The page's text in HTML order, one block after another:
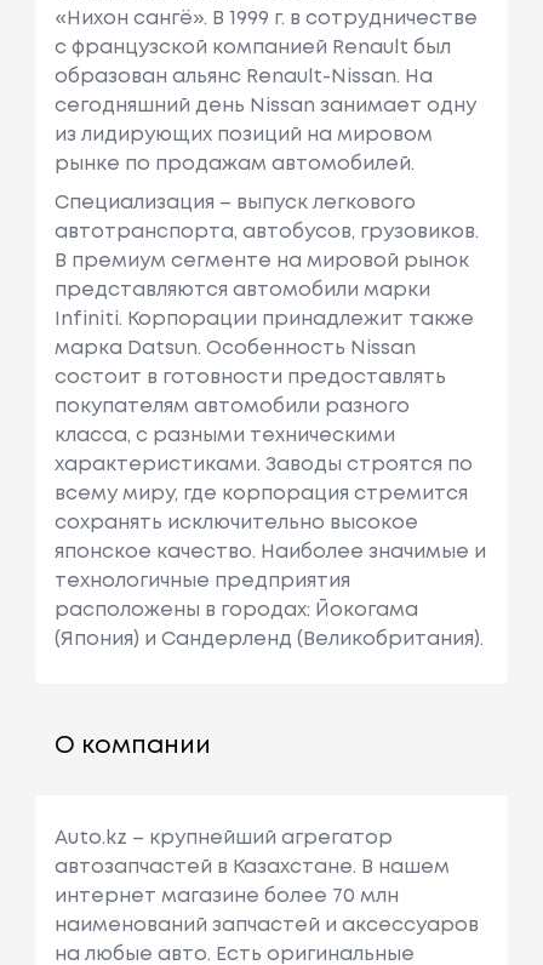
«Нихон сангё». В 1999 г. в сотрудничестве
с французcкой компанией Renault был
образован альянс Renault-Nissan. На
сегодняшний день Nissan занимает одну
из лидирующих позиций на мировом
рынке по продажам автомобилей.
Специализация – выпуск легкового
автотранспорта, автобусов, грузовиков.
В премиум сегменте на мировой рынок
представляются автомобили марки
Infiniti. Корпорации принадлежит также
марка Datsun. Особенность Nissan
состоит в готовности предоставлять
покупателям автомобили разного
класса, с разными техническими
характеристиками. Заводы строятся по
всему миру, где корпорация стремится
сохранять исключительно высокое
японское качество. Наиболее значимые и
технологичные предприятия
расположены в городах: Йокогама
(Япония) и Сандерленд (Великобритания).
О компании
Auto.kz – крупнейший агрегатор
автозапчастей в Казахстане. В нашем
интернет магазине более 70 млн
наименований запчастей и аксессуаров
на любые авто. Есть оригинальные